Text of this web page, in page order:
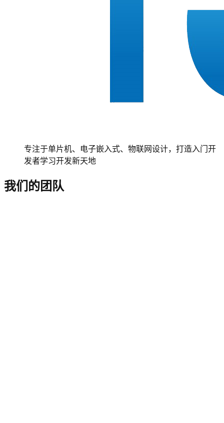
专注于单片机、电子嵌入式、物联网设计，打造入门开
发者学习开发新天地
我们的团队